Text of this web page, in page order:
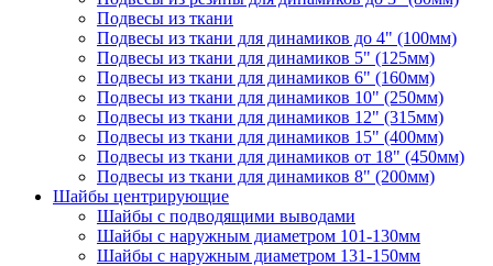
Подвесы из ткани
Подвесы из ткани для динамиков до 4" (100мм)
Подвесы из ткани для динамиков 5" (125мм)
Подвесы из ткани для динамиков 6" (160мм)
Подвесы из ткани для динамиков 10" (250мм)
Подвесы из ткани для динамиков 12" (315мм)
Подвесы из ткани для динамиков 15" (400мм)
Подвесы из ткани для динамиков от 18" (450мм)
Подвесы из ткани для динамиков 8" (200мм)
Шайбы центрирующие
Шайбы с подводящими выводами
Шайбы с наружным диаметром 101-130мм
Шайбы с наружным диаметром 131-150мм